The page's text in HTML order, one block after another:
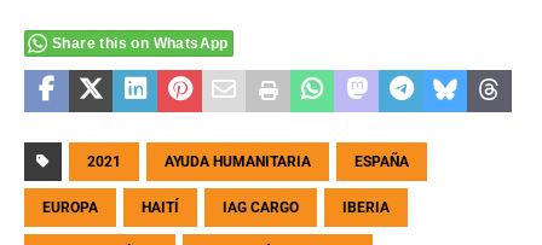
Share this on WhatsApp
2021 AYUDA HUMANITARIA ESPAÑA
EUROPA HAITÍ IAG CARGO IBERIA